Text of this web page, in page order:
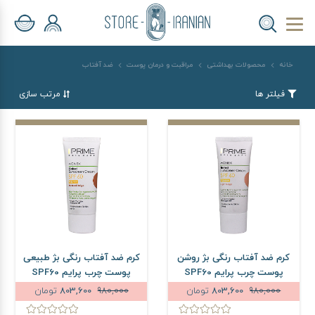
خانه محصولات بهداشتی مراقبت و درمان پوست ضد آفتاب
فیلتر ها مرتب سازی
کرم ضد آفتاب رنگی بژ روشن
پوست چرب پرایم SPF60
حجم 40 میلی لیتر
980,000 تومان
کرم ضد آفتاب رنگی بژ طبیعی
پوست چرب پرایم SPF60
حجم 40 میلی لیتر
980,000
803,600 تومان